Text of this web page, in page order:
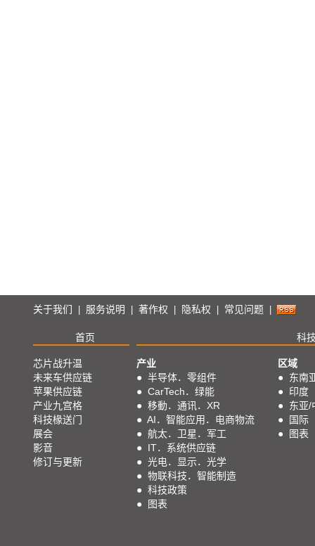
关于我们 服务说明 著作权 隐私权 常见问题
首页 科
芯片战升温
未来车供应链
苹果供应链
产业九宫格
科技椽送门
展会
影音
修订与更新
产业
● 半导体．零组件
● CarTech．绿能
● 移動．通讯．XR
● AI．智能应用．电商物流
● 航太．卫星．军工
● IT．系统供应链
● 光电．显示．光学
● 物联科技．智能制造
● 科技政策
●
图表
区域
● 东南
● 印度
● 东亚/
●
国际
●
图表